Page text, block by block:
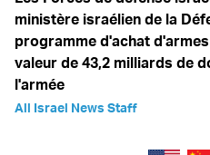
ministère israélien de la
programme d'achat
valeur de 43,2 milliards de
l'armée
All Israel News Staff